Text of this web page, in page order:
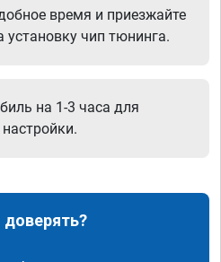
время и приезжайте
установку чип тюнинга.
на 1-3 часа для